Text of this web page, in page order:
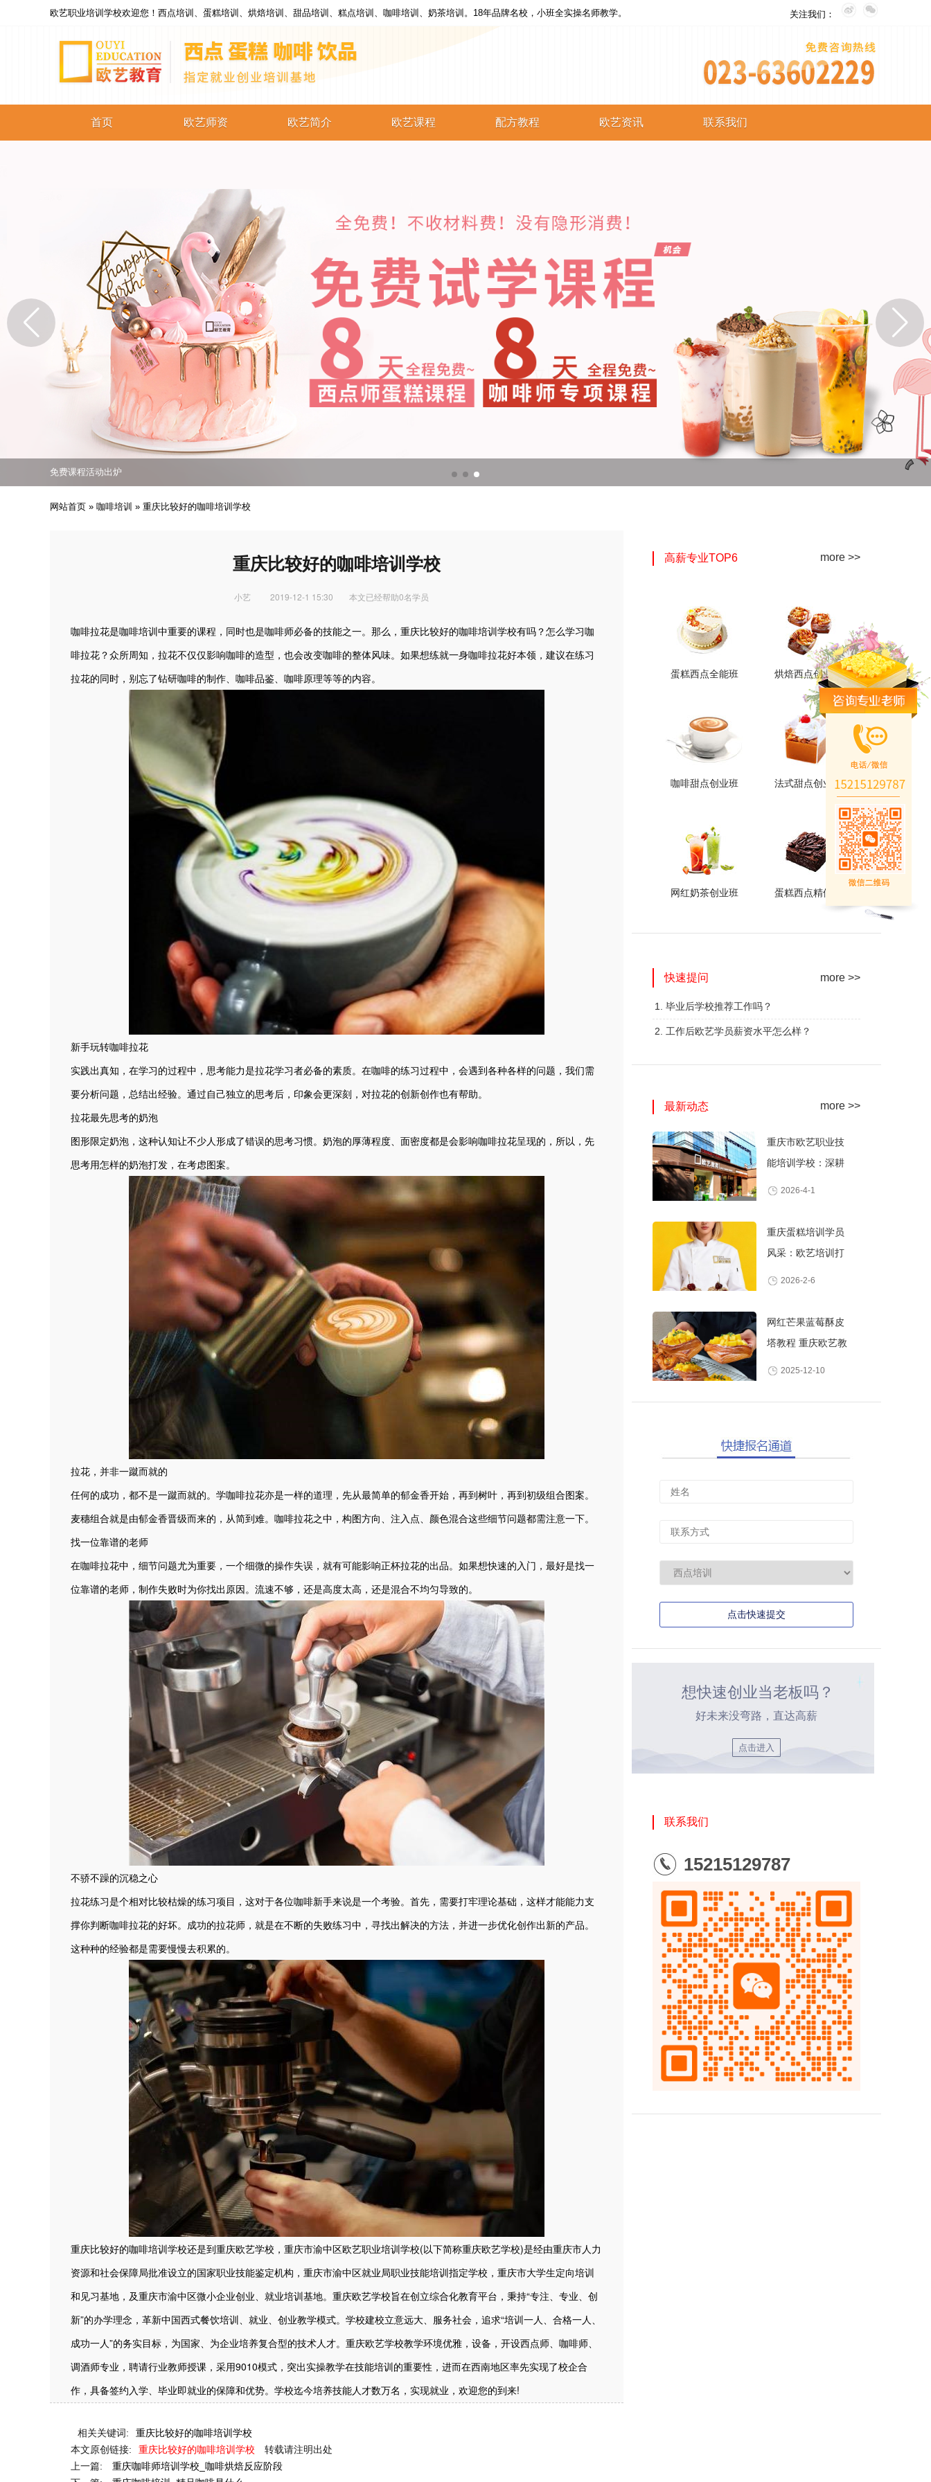
欧艺职业培训学校欢迎您！西点培训、蛋糕培训、烘焙培训、甜品培训、糕点培训、咖啡培训、奶茶培训。18年品牌名校，小班全实操名师教学。 关注我们：
首页 欧艺师资 欧艺简介 欧艺课程
奶茶培训
饮品培训
配方教程
奶茶配方
饮品配方
调酒配方
欧艺资讯 联系我们
免费课程活动出炉
专业西点技能职业培训
培养众多西点技能人才
免费课程活动出炉
专业西点技能职业培训
网站首页 » 咖啡培训 » 重庆比较好的咖啡培训学校
重庆比较好的咖啡培训学校
小艺 2019-12-1 15:30 本文已经帮助0名学员
咖啡拉花是咖啡培训中重要的课程，同时也是咖啡师必备的技能之一。那么，重庆比较好的咖啡培训学校有吗？怎么学习咖
啡拉花？众所周知，拉花不仅仅影响咖啡的造型，也会改变咖啡的整体风味。如果想练就一身咖啡拉花好本领，建议在练习
拉花的同时，别忘了钻研咖啡的制作、咖啡品鉴、咖啡原理等等的内容。
新手玩转咖啡拉花
实践出真知，在学习的过程中，思考能力是拉花学习者必备的素质。在咖啡的练习过程中，会遇到各种各样的问题，我们需
要分析问题，总结出经验。通过自己独立的思考后，印象会更深刻，对拉花的创新创作也有帮助。
拉花最先思考的奶泡
图形限定奶泡，这种认知让不少人形成了错误的思考习惯。奶泡的厚薄程度、面密度都是会影响咖啡拉花呈现的，所以，先
思考用怎样的奶泡打发，在考虑图案。
拉花，并非一蹴而就的
任何的成功，都不是一蹴而就的。学咖啡拉花亦是一样的道理，先从最简单的郁金香开始，再到树叶，再到初级组合图案。
麦穗组合就是由郁金香晋级而来的，从简到难。咖啡拉花之中，构图方向、注入点、颜色混合这些细节问题都需注意一下。
找一位靠谱的老师
在咖啡拉花中，细节问题尤为重要，一个细微的操作失误，就有可能影响正杯拉花的出品。如果想快速的入门，最好是找一
位靠谱的老师，制作失败时为你找出原因。流速不够，还是高度太高，还是混合不均匀导致的。
不骄不躁的沉稳之心
拉花练习是个相对比较枯燥的练习项目，这对于各位咖啡新手来说是一个考验。首先，需要打牢理论基础，这样才能能力支
撑你判断咖啡拉花的好坏。成功的拉花师，就是在不断的失败练习中，寻找出解决的方法，并进一步优化创作出新的产品。
这种种的经验都是需要慢慢去积累的。
重庆比较好的咖啡培训学校还是到重庆欧艺学校，重庆市渝中区欧艺职业培训学校(以下简称重庆欧艺学校)是经由重庆市人力
资源和社会保障局批准设立的国家职业技能鉴定机构，重庆市渝中区就业局职业技能培训指定学校，重庆市大学生定向培训
和见习基地，及重庆市渝中区微小企业创业、就业培训基地。重庆欧艺学校旨在创立综合化教育平台，秉持“专注、专业、创
新”的办学理念，革新中国西式餐饮培训、就业、创业教学模式。学校建校立意远大、服务社会，追求“培训一人、合格一人、
成功一人”的务实目标，为国家、为企业培养复合型的技术人才。重庆欧艺学校教学环境优雅，设备，开设西点师、咖啡师、
调酒师专业，聘请行业教师授课，采用9010模式，突出实操教学在技能培训的重要性，进而在西南地区率先实现了校企合
作，具备签约入学、毕业即就业的保障和优势。学校迄今培养技能人才数万名，实现就业，欢迎您的到来!
相关关键词:
重庆比较好的咖啡培训学校
本文原创链接:
重庆比较好的咖啡培训学校
转载请注明出处
上一篇:
重庆咖啡师培训学校_咖啡烘焙反应阶段
高薪专业TOP6 more >>
蛋糕西点全能班
蛋糕西点全能班
火爆的专业
烘焙西点创业班
烘焙西点创业班
火爆的专业
咖啡甜点创业班
咖啡甜点创业班
火爆的专业
法式甜点创业班
法式甜点创业班
火爆的专业
网红奶茶创业班
火爆的专业
蛋糕西点精修班
火爆的专业
快速提问 more >>
1. 毕业后学校推荐工作吗？
2. 工作后欧艺学员薪资水平怎么样？
最新动态 more >>
重庆市欧艺职业技
能培训学校：深耕
2026-4-1
重庆蛋糕培训学员
风采：欧艺培训打
2026-2-6
网红芒果蓝莓酥皮
塔教程 重庆欧艺教
2025-12-10
点击快速提交
想快速创业当老板吗？
好未来没弯路，直达高薪
点击进入
联系我们
15215129787